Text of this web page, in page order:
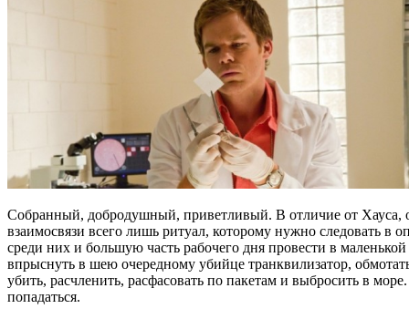
Собранный, добродушный, приветливый. В отличие от Хауса,
взаимосвязи всего лишь ритуал, которому нужно следовать в
среди них и большую часть рабочего дня провести в
впрыснуть в шею очередному убийце транквилизатор,
убить, расчленить, расфасовать по пакетам и выбросить в
попадаться.